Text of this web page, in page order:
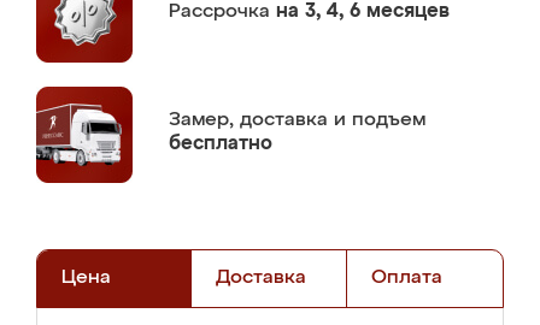
Рассрочка на 3, 4, 6 месяцев
Замер, доставка и подъем
бесплатно
Цена Доставка Оплата